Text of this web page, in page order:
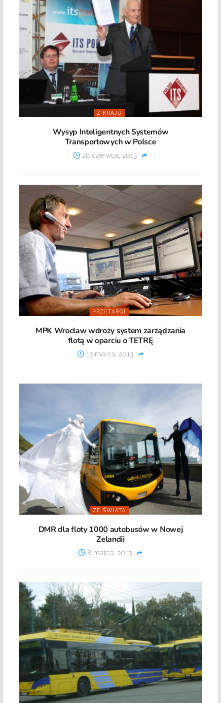
Z KRAJU
Wysyp Inteligentnych Systemów
Transportowych w Polsce
28 czerwca, 2013
PRZETARGI
MPK Wrocław wdroży system zarządzania
flotą w oparciu o TETRĘ
13 marca, 2013
ZE ŚWIATA
DMR dla floty 1000 autobusów w Nowej
Zelandii
8 marca, 2013